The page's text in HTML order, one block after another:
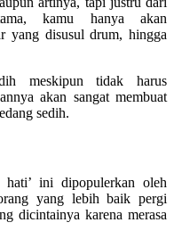
kamu hanya akan
yang disusul drum, hingga
meskipun tidak harus
akan sangat membuat
sedih.
ini dipopulerkan oleh
yang lebih baik pergi
dicintainya karena merasa